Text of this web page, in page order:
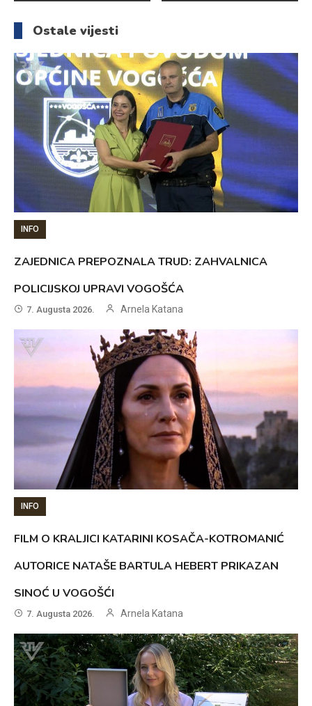
članaka
Ostale vijesti
INFO
ZAJEDNICA PREPOZNALA TRUD: ZAHVALNICA
POLICIJSKOJ UPRAVI VOGOŠĆA
7. Augusta 2026. Arnela Katana
INFO
FILM O KRALJICI KATARINI KOSAČA-KOTROMANIĆ
AUTORICE NATAŠE BARTULA HEBERT PRIKAZAN
SINOĆ U VOGOŠĆI
7. Augusta 2026. Arnela Katana